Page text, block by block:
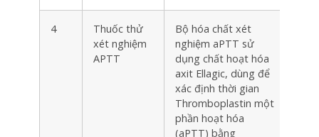
4
Thuốc thử
xét nghiệm
APTT
Bộ hóa chất xét
nghiệm aPTT sử
dụng chất hoạt hóa
axit Ellagic, dùng để
xác định thời gian
Thromboplastin một
phần hoạt hóa
(aPTT) bằng